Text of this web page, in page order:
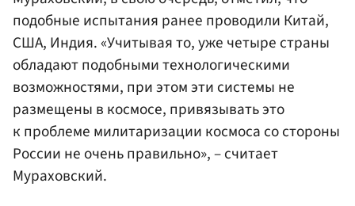
подобные испытания ранее проводили Китай,
США, Индия. «Учитывая то, уже четыре страны
обладают подобными технологическими
возможностями, при этом эти системы не
размещены в космосе, привязывать это
к проблеме милитаризации космоса со стороны
России не очень правильно», – считает
Мураховский.